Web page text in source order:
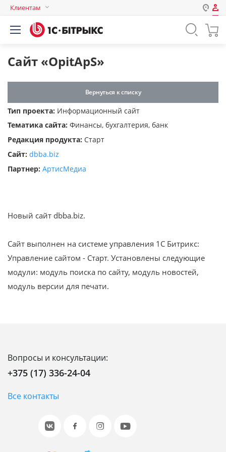
Клиентам
Авторизация
Пароль
Запомнить меня на этом
Забыли свой пароль?
или войдите с помощью
Сайт «OpitApS»
Вернуться к списку
Тип проекта: Информационный сайт
Тематика сайта: Финансы, бухгалтерия, банк
Редакция продукта: Старт
Сайт: dbba.biz
Партнер: АртисМедиа
Новый сайт dbba.biz.
Сайт выполнен на системе управления 1С Битрикс:
Управление сайтом - Старт. Установлены следующие
модули: модуль поиска по сайту, модуль новостей,
модуль версии для печати.
Вопросы и консультации:
+375 (17) 336-24-04
Все контакты